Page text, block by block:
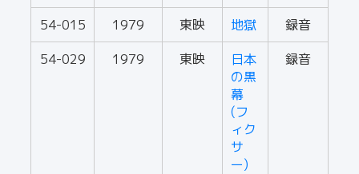
54-015 1979 東映 地獄
録音
54-029
1979 東映
日本
の黒
幕
(フ
ィク
サ
ー)
録音